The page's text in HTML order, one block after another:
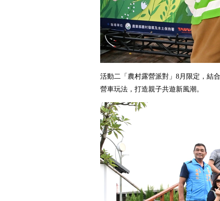
活動二「農村露營派對」8月限定，結
營車玩法，打造親子共遊新風潮。